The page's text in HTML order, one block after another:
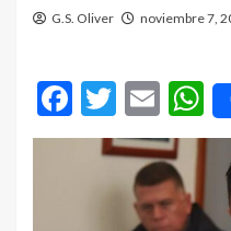
G.S. Oliver noviembre 7,
Facebook
Twitter